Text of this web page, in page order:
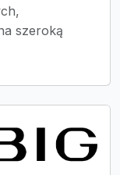
szeroką